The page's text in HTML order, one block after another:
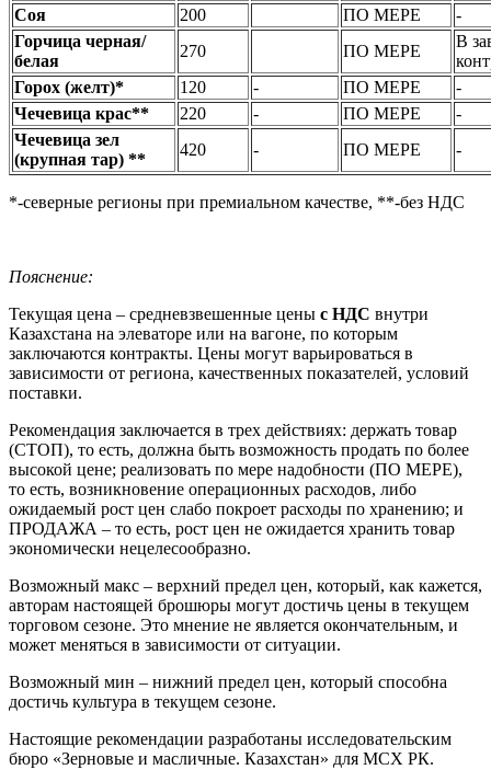
Соя
200 ПО МЕРЕ
-
Горчица черная/
белая
270 ПО МЕРЕ
В
Горох (желт)*
120 - ПО МЕРЕ
-
Чечевица крас**
220 - ПО МЕРЕ
-
Чечевица зел
(крупная тар) **
420 - ПО МЕРЕ -
*-северные регионы при премиальном качестве, **-без НДС
Пояснение:
Текущая цена – средневзвешенные цены с НДС внутри
Казахстана на элеваторе или на вагоне, по которым
заключаются контракты. Цены могут варьироваться в
зависимости от региона, качественных показателей, условий
поставки.
Рекомендация заключается в трех действиях: держать товар
(СТОП), то есть, должна быть возможность продать по более
высокой цене; реализовать по мере надобности (ПО МЕРЕ),
то есть, возникновение операционных расходов, либо
ожидаемый рост цен слабо покроет расходы по хранению; и
ПРОДАЖА – то есть, рост цен не ожидается хранить товар
экономически нецелесообразно.
Возможный макс – верхний предел цен, который, как кажется,
авторам настоящей брошюры могут достичь цены в текущем
торговом сезоне. Это мнение не является окончательным, и
может меняться в зависимости от ситуации.
Возможный мин – нижний предел цен, который способна
достичь культура в текущем сезоне.
Настоящие рекомендации разработаны исследовательским
бюро «Зерновые и масличные. Казахстан» для МСХ РК.